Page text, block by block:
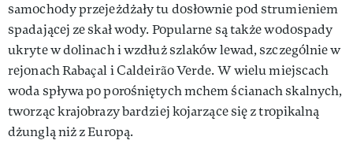
samochody przejeżdżały tu dosłownie pod strumieniem
spadającej ze skał wody. Popularne są także wodospady
ukryte w dolinach i wzdłuż szlaków lewad, szczególnie w
rejonach Rabaçal i Caldeirão Verde. W wielu miejscach
woda spływa po porośniętych mchem ścianach skalnych,
tworząc krajobrazy bardziej kojarzące się z tropikalną
dżunglą niż z Europą.